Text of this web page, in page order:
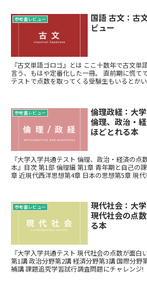
参考書レビュー
国語 古文：古
ビュー
『古文単語ゴロゴ』とは ここ十数年で古文単語帳の販売数が１位と
言う、もはや定番化した一冊。 直前期に慌て
テストで点数を取ってくる受験生もいるとかいな
参考書レビュー
倫理政経：大
倫理、政治・
ほどとれる本
『大学入学共通テスト 倫理、政治・経済の点
本』目次 第1部 倫理編 第1章 青年期と自己の課題第2章 源流思想第3
章 近現代西洋思想第4章 日本の思想第5章 現
参考書レビュー
現代社会：大
現代社会の点
る本
『大学入学共通テスト 現代社会の点数が面白
第1講 政治分野第2講 経済分野第3講 国際分野
補講 課題追究学習試行調査問題にチャレンジ! 『大学入学共通テスト